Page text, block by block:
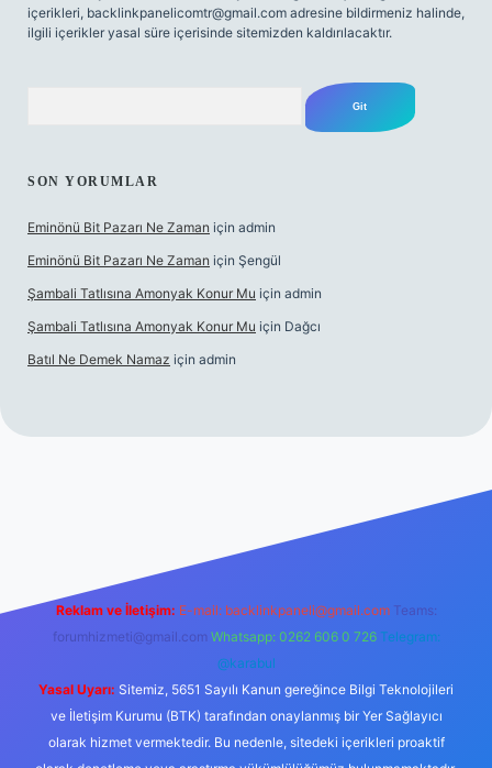
içerikleri, backlinkpanelicomtr@gmail.com adresine bildirmeniz halinde,
ilgili içerikler yasal süre içerisinde sitemizden kaldırılacaktır.
SON YORUMLAR
Eminönü Bit Pazarı Ne Zaman için admin
Eminönü Bit Pazarı Ne Zaman için Şengül
Şambali Tatlısına Amonyak Konur Mu için admin
Şambali Tatlısına Amonyak Konur Mu için Dağcı
Batıl Ne Demek Namaz için admin
Reklam ve İletişim: E-mail: backlinkpaneli@gmail.com Teams:
forumhizmeti@gmail.com Whatsapp: 0262 606 0 726 Telegram:
@karabul
Yasal Uyarı: Sitemiz, 5651 Sayılı Kanun gereğince Bilgi Teknolojileri
ve İletişim Kurumu (BTK) tarafından onaylanmış bir Yer Sağlayıcı
olarak hizmet vermektedir. Bu nedenle, sitedeki içerikleri proaktif